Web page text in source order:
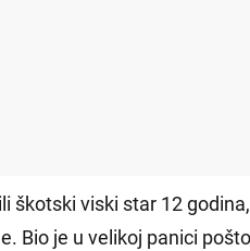
škotski viski star 12
Bio je u velikoj panici